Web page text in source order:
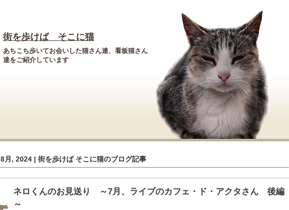
街を歩けば そこに猫
あちこち歩いてお会いした猫さん達、看板猫さん
達をご紹介しています
8月, 2024 | 街を歩けば そこに猫のブログ記事
ネロくんのお見送り ～7月、ライブのカフェ・ド・アクタさん 後編
～